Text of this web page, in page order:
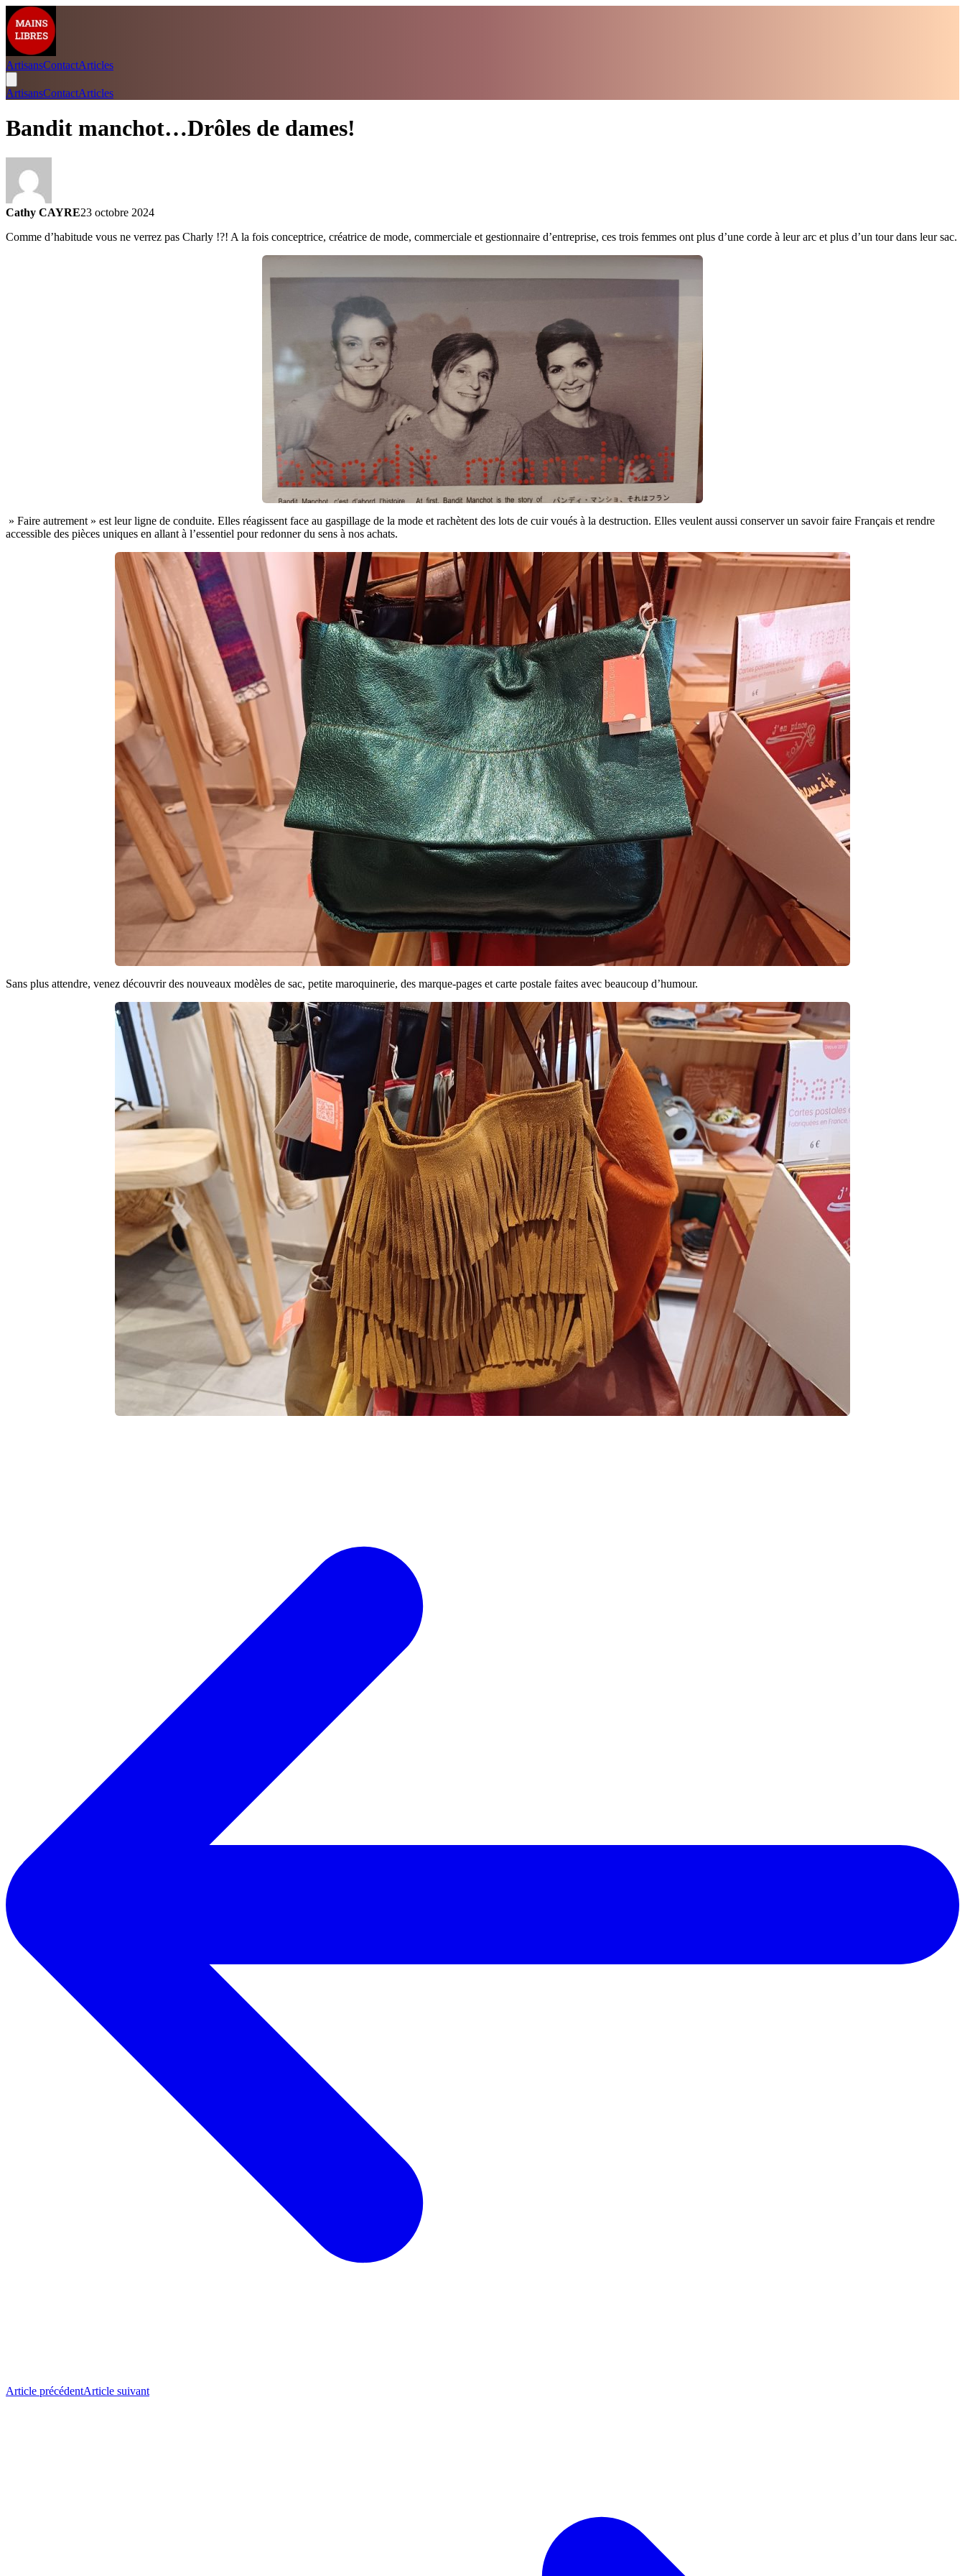
ArtisansContactArticles
ArtisansContactArticles
Bandit manchot…Drôles de dames!
Cathy CAYRE23 octobre 2024
Comme d’habitude vous ne verrez pas Charly !?! A la fois conceptrice, créatrice de mode, commerciale et gestionnaire d’entreprise, ces trois femmes ont plus d’une corde à leur arc et plus d’un tour dans leur sac.
» Faire autrement » est leur ligne de conduite. Elles réagissent face au gaspillage de la mode et rachètent des lots de cuir voués à la destruction. Elles veulent aussi conserver un savoir faire Français et rendre
accessible des pièces uniques en allant à l’essentiel pour redonner du sens à nos achats.
Sans plus attendre, venez découvrir des nouveaux modèles de sac, petite maroquinerie, des marque-pages et carte postale faites avec beaucoup d’humour.
Article précédentArticle suivant